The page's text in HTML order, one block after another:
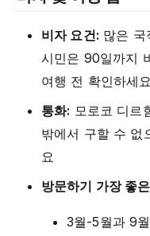
비자 요건: 많은
시민은 90일까지
여행 전 확인하세요
통화: 모로코 디
밖에서 구할 수 없
요
방문하기 가장 좋
3월-5월과 9